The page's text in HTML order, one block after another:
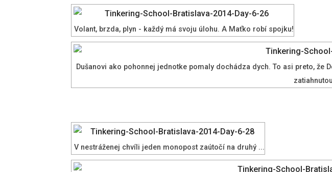
Volant, brzda, plyn - každý má svoju úlohu. A Maťko robí spojku!
Dušanovi ako pohonnej jednotke pomaly dochádza dych. To asi preto,
V nestráženej chvíli jeden monopost zaútočí na druhý ...